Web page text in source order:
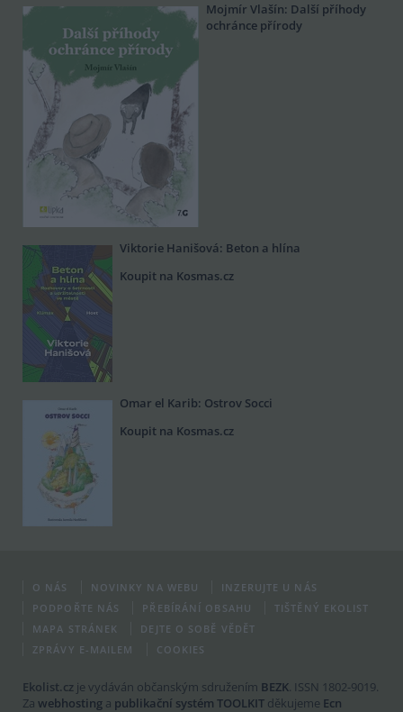
Mojmír Vlašín: Další příhody
ochránce přírody
Viktorie Hanišová: Beton a hlína
Koupit na Kosmas.cz
Omar el Karib: Ostrov Socci
Koupit na Kosmas.cz
O NÁS NOVINKY NA WEBU
INZERUJTE U NÁS
PODPOŘTE NÁS
PŘEBÍRÁNÍ OBSAHU
TIŠTĚNÝ EKOLIST
MAPA STRÁNEK
DEJTE O SOBĚ VĚDĚT
ZPRÁVY E-MAILEM
COOKIES
Ekolist.cz je vydáván občanským sdružením BEZK. ISSN 1802-9019.
Za webhosting a publikační systém TOOLKIT děkujeme Ecn